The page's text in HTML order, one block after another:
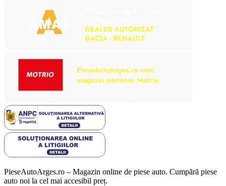
PieseAutoArges.ro – Magazin online de piese auto. Cumpără piese
auto noi la cel mai accesibil preț.